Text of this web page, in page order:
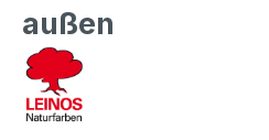
außen